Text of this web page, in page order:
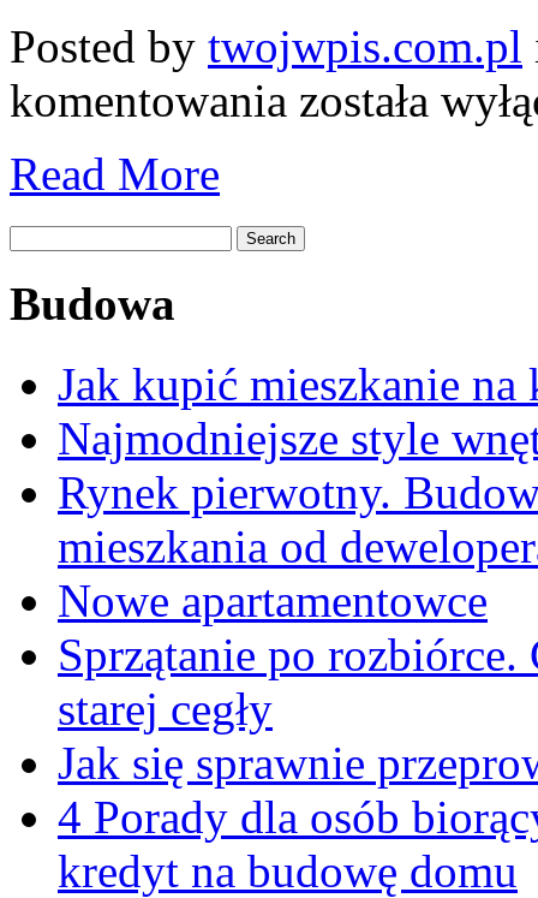
Posted by twojwpis.com.pl
komentowania
domu
kluczowe
informacje.
została
Read More
Budowa
Jak kupić mieszkanie na
Najmodniejsze style
Rynek pierwotny.
mieszkania od
Nowe apartamentowce
Sprzątanie po rozbiórce.
starej cegły
Jak się sprawnie
4 Porady dla osób
kredyt na budowę domu